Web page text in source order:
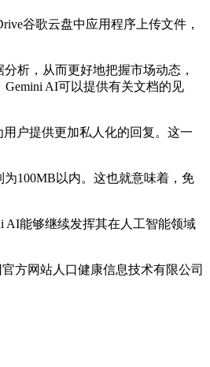
谷歌云盘中应用程序上传文件，
析，从而更好地把握市场动态，
AI可以提供有关文档的见
户提供更加私人化的回复。这一
100MB以内。这也就意味着，免
能够继续发挥其在人工智能领域
方网站人口健康信息技术有限公司